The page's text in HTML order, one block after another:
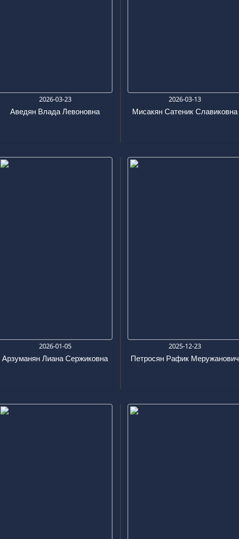
2026-03-23
Аведян Влада Левоновна
2026-03-13
Мисакян Сатеник Славиковна
2026-01-05
Арзуманян Лиана Сержиковна
2025-12-23
Петросян Рафик Меружанович